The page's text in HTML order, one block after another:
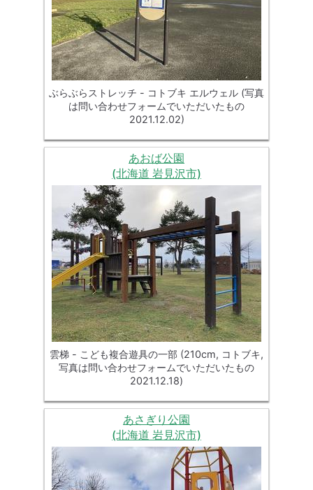
ぶらぶらストレッチ - コトブキ エルウェル (写真
は問い合わせフォームでいただいたもの
2021.12.02)
あおば公園
(北海道 岩見沢市)
雲梯 - こども複合遊具の一部 (210cm, コトブキ,
写真は問い合わせフォームでいただいたもの
2021.12.18)
あさぎり公園
(北海道 岩見沢市)